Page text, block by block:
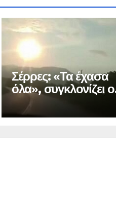
Σέρρες: «Τα έχασα
όλα», συγκλονίζει ο
πατέρας των